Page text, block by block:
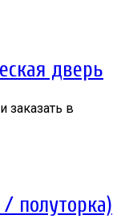
дверь
заказать в
полуторка)